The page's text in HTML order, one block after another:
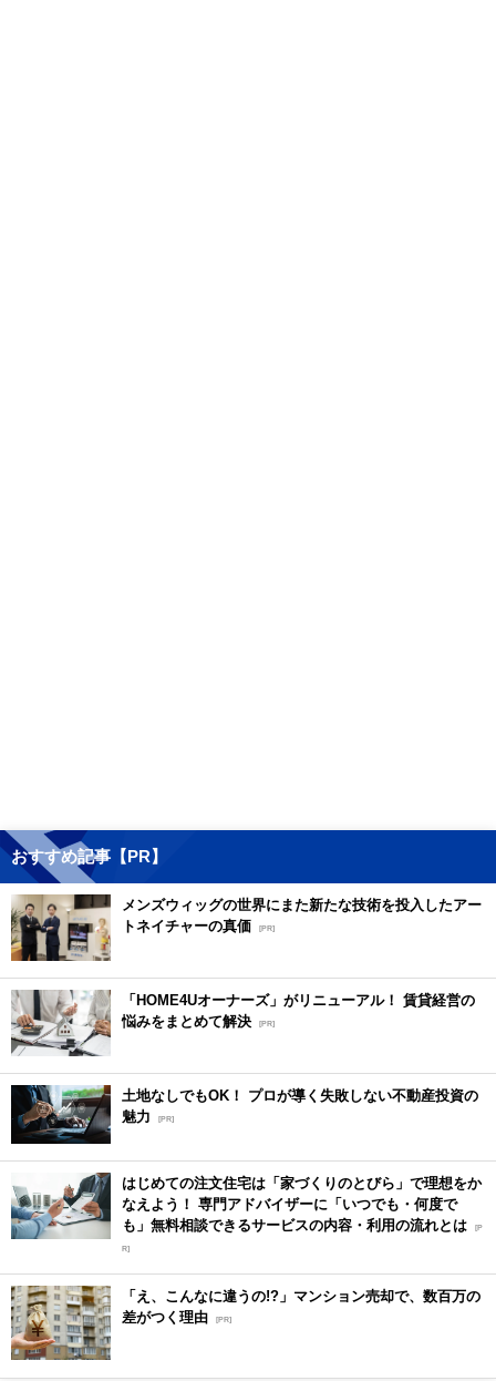
おすすめ記事【PR】
メンズウィッグの世界にまた新たな技術を投入したアー
トネイチャーの真価 [PR]
「HOME4Uオーナーズ」がリニューアル！ 賃貸経営の
悩みをまとめて解決 [PR]
土地なしでもOK！ プロが導く失敗しない不動産投資の
魅力
[PR]
はじめての注文住宅は「家づくりのとびら」で理想をか
なえよう！ 専門アドバイザーに「いつでも・何度で
も」無料相談できるサービスの内容・利用の流れとは [P
R]
「え、こんなに違うの!?」マンション売却で、数百万の
差がつく理由 [PR]